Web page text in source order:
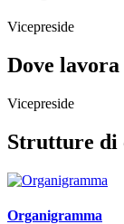
Vicepreside
Dove lavora
Vicepreside
Strutture di
Organigramma